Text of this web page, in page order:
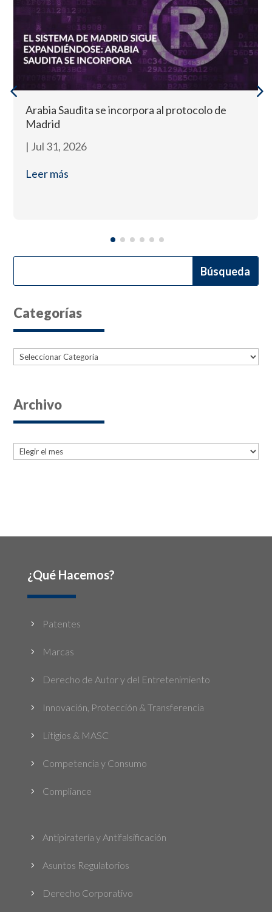
Arabia Saudita se incorpora al protocolo de
Madrid
| Jul 31, 2026
Leer más
Categorías
Categorías
Archivo
Archives
¿Qué Hacemos?
5 Patentes
5 Marcas
5 Derecho de Autor y del Entretenimiento
5 Innovación, Protección & Transferencia
5 Litigios & MASC
5 Competencia y Consumo
5 Compliance
5 Antipiratería y Antifalsificación
5 Asuntos Regulatorios
5 Derecho Corporativo